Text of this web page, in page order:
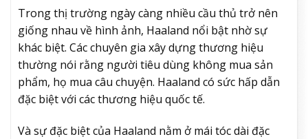
Trong thị trường ngày càng nhiều cầu thủ trở nên
giống nhau về hình ảnh, Haaland nổi bật nhờ sự
khác biệt. Các chuyên gia xây dựng thương hiệu
thường nói rằng người tiêu dùng không mua sản
phẩm, họ mua câu chuyện. Haaland có sức hấp dẫn
đặc biệt với các thương hiệu quốc tế.
Và sự đặc biệt của Haaland nằm ở mái tóc dài đặc